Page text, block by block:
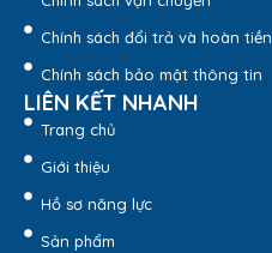
Chính sách đổi trả và hoàn tiền
Chính sách bảo mật thông tin
LIÊN KẾT NHANH
Trang chủ
Giới thiệu
Hồ sơ năng lực
Sản phẩm